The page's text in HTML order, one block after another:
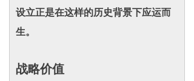
设立正是在这样的历史背景下应运而
生。
战略价值